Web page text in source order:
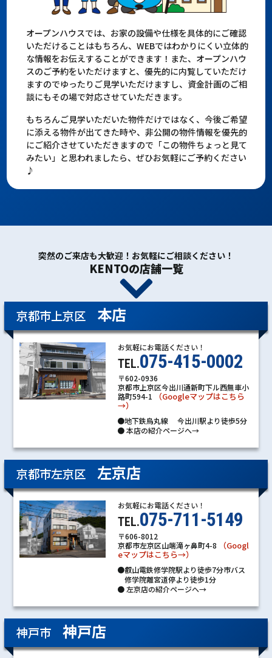
オープンハウスでは、お家の設備や仕様を具体的にご確認
いただけることはもちろん、WEBではわかりにくい立体的
な情報をお伝えすることができます！また、オープンハウ
スのご予約をいただけますと、優先的に内覧していただけ
ますのでゆったりご見学いただけますし、資金計画のご相
談にもその場で対応させていただきます。
もちろんご見学いただいた物件だけではなく、今後ご希望
に添える物件が出てきた時や、非公開の物件情報を優先的
にご紹介させていただきますので「この物件ちょっと見て
みたい」と思われましたら、ぜひお気軽にご予約ください
♪
突然のご来店も大歓迎！お気軽にご相談ください！
KENTOの店舗一覧
京都市上京区 本店
お気軽にお電話ください！
TEL.075-415-0002
〒602-0936
京都市上京区今出川通新町下ル西無車小
路町594-1
（Googleマップはこちら
→）
●地下鉄烏丸線 今出川駅より徒歩5分
●本店の紹介ページへ→
京都市左京区 左京店
お気軽にお電話ください！
TEL.075-711-5149
〒606-8012
京都市左京区山端滝ヶ鼻町4-8
（Googl
eマップはこちら→）
●叡山電鉄修学院駅より徒歩7分市バス
修学院離宮道停より徒歩1分
●左京店の紹介ページへ→
神戸市 神戸店